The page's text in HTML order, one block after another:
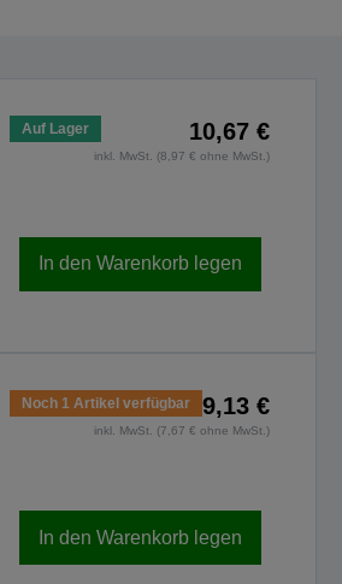
Auf Lager 10,67 €
inkl. MwSt. (8,97 € ohne MwSt.)
In den Warenkorb legen
Noch 1 Artikel verfügbar 9,13 €
inkl. MwSt. (7,67 € ohne MwSt.)
In den Warenkorb legen